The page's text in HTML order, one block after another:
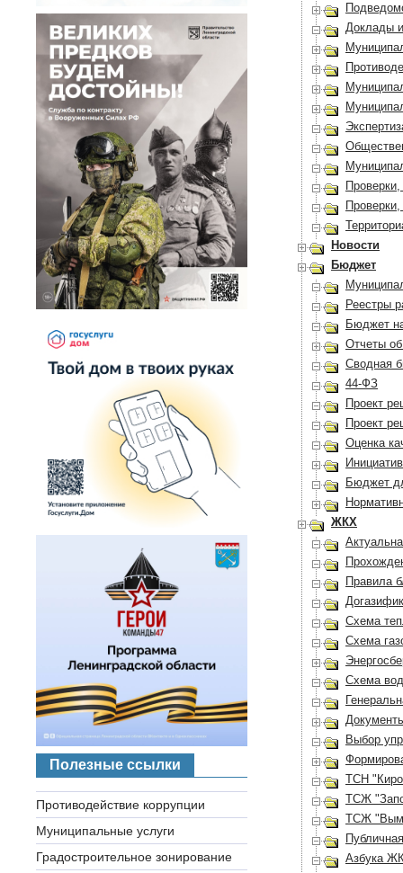
Полезные ссылки
Противодействие коррупции
Муниципальные услуги
Градостроительное зонирование
Доклады
Новости
Бюджет
Реестры
Бюджет
Отчеты
Сводная
44-ФЗ
Проект
Проект
Оценка
Бюджет
ЖКХ
Правила
Схема
Схема
Схема
Выбор
ТСН
ТСЖ
ТСЖ
Азбука